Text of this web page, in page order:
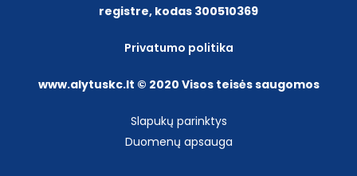
registre, kodas 300510369
Privatumo politika
www.alytuskc.lt © 2020 Visos teisės saugomos
Slapukų parinktys
Duomenų apsauga